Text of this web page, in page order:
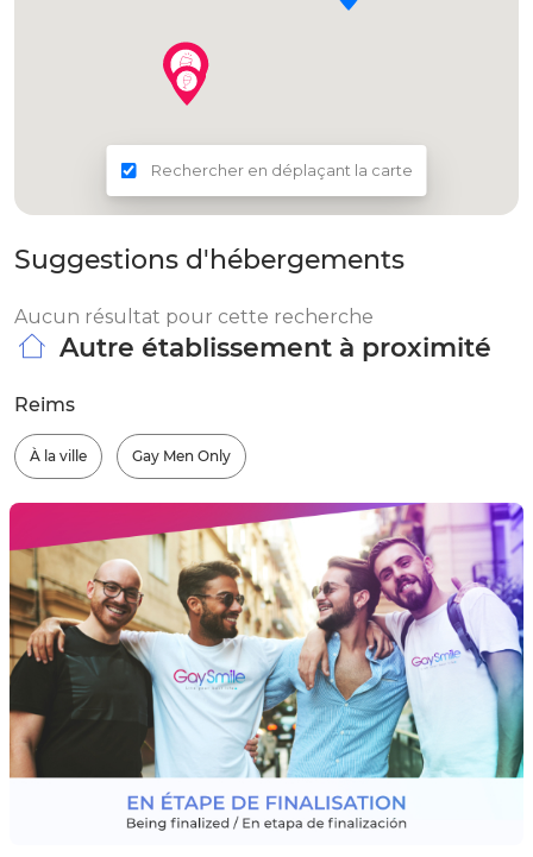
Rechercher en déplaçant la carte
Suggestions d'hébergements
Aucun résultat pour cette recherche
Autre établissement à proximité
Reims
À la ville Gay Men Only